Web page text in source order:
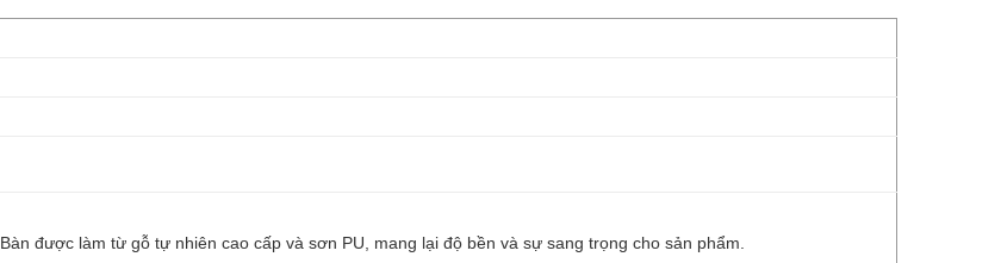
Bàn được làm từ gỗ tự nhiên cao cấp và sơn PU, mang lại độ bền và sự sang trọng cho sản phẩm.